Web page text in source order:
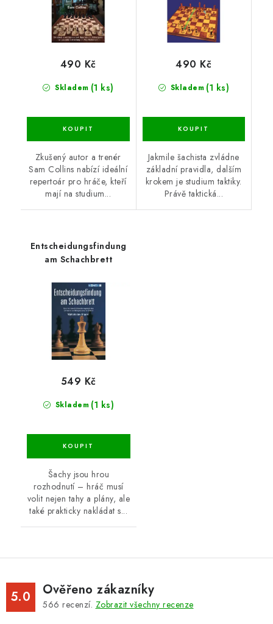
Skladem (1 ks)
490 Kč
Zkušený autor a trenér
Sam Collins nabízí ideální
repertoár pro hráče, kteří
mají na studium...
Skladem (1 ks)
490 Kč
Jakmile šachista zvládne
základní pravidla, dalším
krokem je studium taktiky.
Právě taktická...
Entscheidungsfindung
am Schachbrett
Skladem (1 ks)
549 Kč
Šachy jsou hrou
rozhodnutí – hráč musí
volit nejen tahy a plány, ale
také prakticky nakládat s...
5.0 Ověřeno zákazníky
566 recenzí. Zobrazit všechny recenze